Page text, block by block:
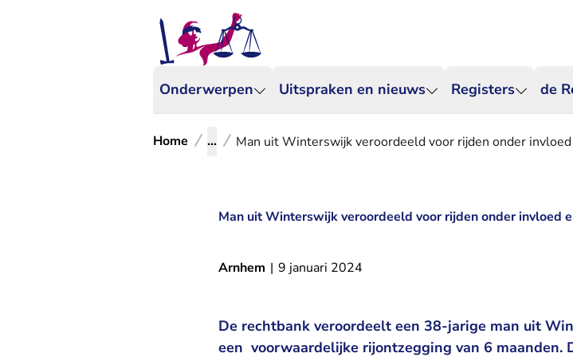
Onderwerpen Uitspraken en nieuws Registers de
Home ... Man uit Winterswijk veroordeeld voor rijden onder
Man uit Winterswijk veroordeeld voor rijden onder invloed
Arnhem | 9 januari 2024
De rechtbank veroordeelt een 38-jarige man uit
een voorwaardelijke rijontzegging van 6 maanden.